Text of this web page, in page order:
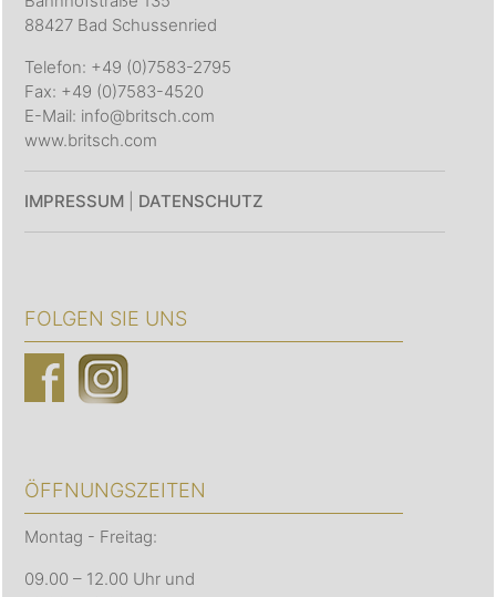
88427 Bad Schussenried
Telefon: +49 (0)7583-2795
Fax: +49 (0)7583-4520
E-Mail: info@britsch.com
www.britsch.com
IMPRESSUM DATENSCHUTZ
FOLGEN SIE UNS
ÖFFNUNGSZEITEN
Montag - Freitag:
09.00 – 12.00 Uhr und